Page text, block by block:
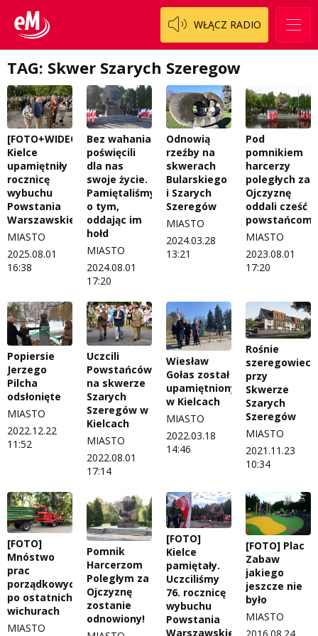
WŁĄCZ RADIO
Tak wierzę
W starych Kielcach
Wszystko w temacie
Regulamin konkursu Zwierzak naszej klasy
ZNAJDZIESZ NAS TAKŻE NA
TAG: Skwer Szarych Szeregow
[FOTO+WIDEO]
Kielce
upamiętniły
rocznicę
wybuchu
Powstania
Warszawskiego
MIASTO
2025.08.01
16:38
Bez wahania
poświęcili
dla nas
swoje życie.
Pamiętaliśmy
o tym,
oddając im
hołd
MIASTO
2024.08.01
17:20
Odnowią
rzeźby na
skwerach
Bularskiego
i Szarych
Szeregów
MIASTO
2024.03.28
13:21
Pod
pomnikiem
harcerzy
poległych za
Ojczyznę
oddali cześć
powstańcom
MIASTO
2023.08.01
17:20
Popiersie
Jerzego
Pilcha
odsłonięte
MIASTO
2022.12.22
11:52
Uczcili
Powstańców
na skwerze
Szarych
Szeregów w
Kielcach
MIASTO
2022.08.01
17:14
Wiesław
Gołas został
upamiętniony
w Kielcach
MIASTO
2022.03.18
14:46
Rośnie
szeregowiec
przy
Skwerze
Szarych
Szeregów
MIASTO
2021.11.23
10:34
[FOTO]
Mnóstwo
prac
porządkowych
po ostatnich
wichurach
MIASTO
Pomnik
Harcerzom
Poległym za
Ojczyznę
zostanie
odnowiony!
[FOTO]
Kielce
pamiętały.
Uczciliśmy
76. rocznicę
wybuchu
Powstania
Warszawskiego
[FOTO] Plac
Zabaw
jakiego
jeszcze nie
było
MIASTO